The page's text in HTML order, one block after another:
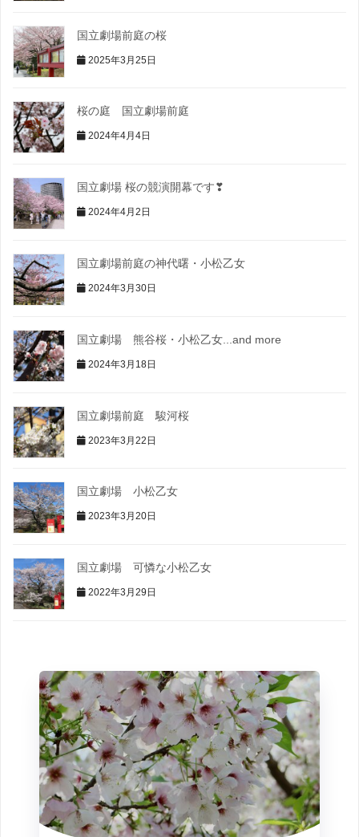
国立劇場前庭の桜
2025年3月25日
桜の庭 国立劇場前庭
2024年4月4日
国立劇場 桜の競演開幕です❣
2024年4月2日
国立劇場前庭の神代曙・小松乙女
2024年3月30日
国立劇場 熊谷桜・小松乙女...and more
2024年3月18日
国立劇場前庭 駿河桜
2023年3月22日
国立劇場 小松乙女
2023年3月20日
国立劇場 可憐な小松乙女
2022年3月29日